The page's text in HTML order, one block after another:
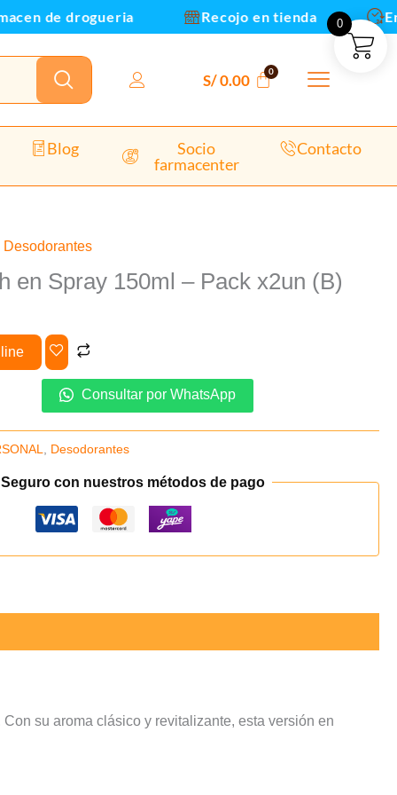
de drogueria Recojo en tienda
S/0.00
Blog
Socio
farmacenter
Contacto
Desodorantes
en Spray 150ml – Pack x2un (B)
Consultar por WhatsApp
Desodorantes
Seguro con nuestros métodos de pago
su aroma clásico y revitalizante, esta versión en
0